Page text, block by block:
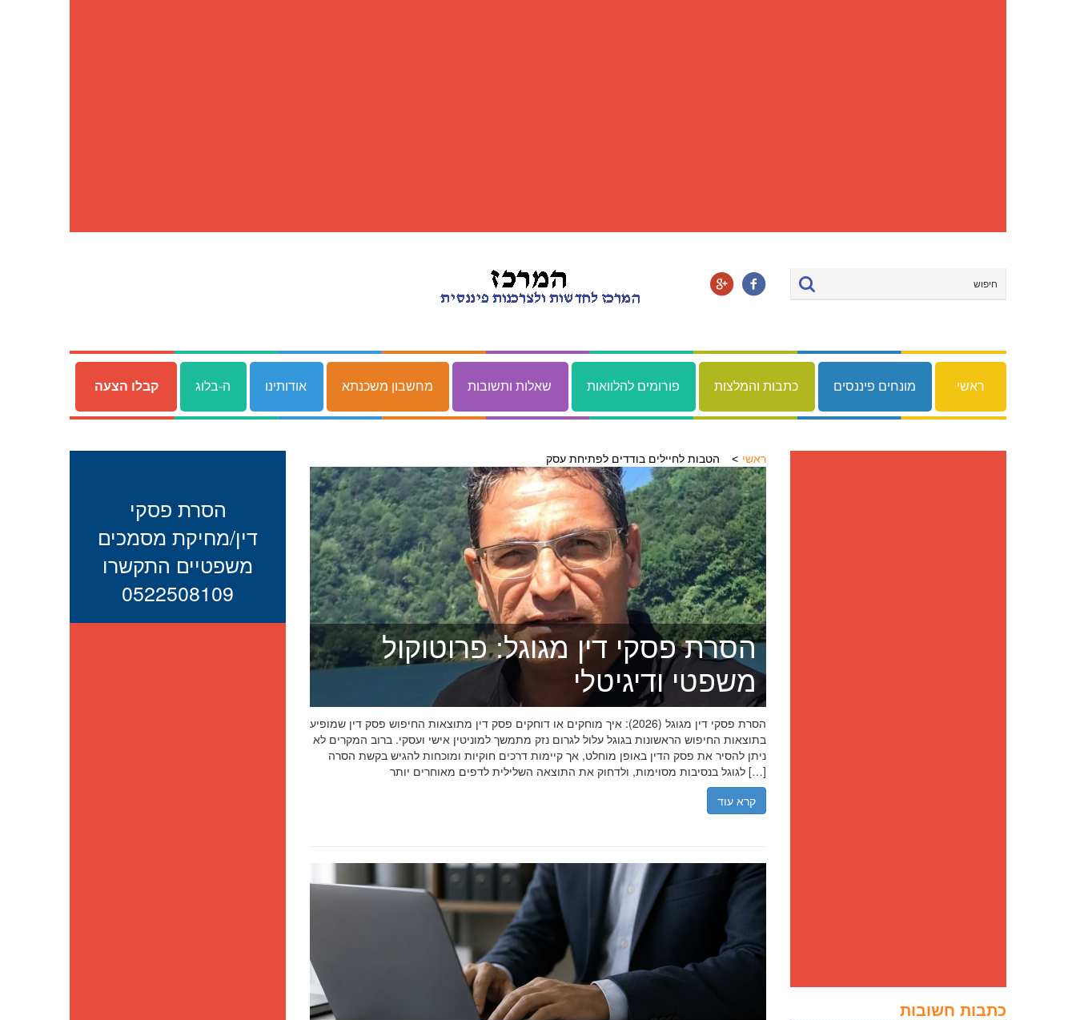
ראשי מונחים פיננסים כתבות והמלצות פורומים להלוואות שאלות ותשובות מחשבון משכנתא אודותינו ה-בלוג קבלו הצעה
כתבות חשובות
ראשי הטבות לחיילים בודדים לפתיחת עסק
הסרת פסקי דין מגוגל: פרוטוקול
משפטי ודיגיטלי
הסרת פסקי דין מגוגל (2026): איך מוחקים או דוחקים פסק דין מתוצאות החיפוש פסק דין שמופיע
בתוצאות החיפוש הראשונות בגוגל עלול לגרום נזק מתמשך למוניטין אישי ועסקי. ברוב המקרים לא
ניתן להסיר את פסק הדין באופן מוחלט, אך קיימות דרכים חוקיות ומוכחות להגיש בקשת הסרה
לגוגל בנסיבות מסוימות, ולדחוק את התוצאה השלילית לדפים מאוחרים יותר […]
קרא עוד
הסרת פסקי
דין/מחיקת מסמכים
משפטיים התקשרו
0522508109